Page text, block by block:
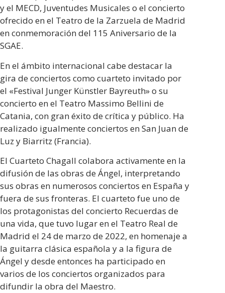
se reunieron en Estonia para representar a sus países.
Sarıgül, en representación de Turquía, ganó el primer
premio y fue considerado digno del título de "Mejor
guitarrista de Europa" en la categoría de 18 a 23
interpretó el estreno mundial de “Robert Jürjendal -
April Suite”.
En la temporada 2021, Sarıgül tuvo la oportunidad
de convertirse en el primer y único artista turco de
Eurostrings como premio por su primer lugar en el
Concurso Internacional de Guitarra de Sarajevo y
realizó una gira europea. En el marco de esta gira, dio
conciertos, clases magistrales y entrevistas en el
Festival de Guitarra de Zagreb (Croacia), Fen el
Festival Internacional de Guitarra Rust (Viena), en el
Twents Gitaarfestival (Países Bajos), en el Festival
Internacional de Guitarra de París (Francia) y en el
Festival Internacional de Guitarra de Sarajevo.
Ganó el primer premio en los siguientes concursos
2º Concurso Internacional de Guitarra Clásica Cemal
Reşit Rey en Estambul; 3er Concurso Internacional del
Festival de Guitarra Clásica de Estambul,
y el MECD, Juventudes Musicales o el concierto
ofrecido en el Teatro de la Zarzuela de Madrid
en conmemoración del 115 Aniversario de la
SGAE.
En el ámbito internacional cabe destacar la
gira de conciertos como cuarteto invitado por
el «Festival Junger Künstler Bayreuth» o su
concierto en el Teatro Massimo Bellini de
Catania, con gran éxito de crítica y público. Ha
realizado igualmente conciertos en San Juan de
Luz y Biarritz (Francia).
El Cuarteto Chagall colabora activamente en la
difusión de las obras de Ángel, interpretando
sus obras en numerosos conciertos en España y
fuera de sus fronteras. El cuarteto fue uno de
los protagonistas del concierto Recuerdas de
una vida, que tuvo lugar en el Teatro Real de
Madrid el 24 de marzo de 2022, en homenaje a
la guitarra clásica española y a la figura de
Ángel y desde entonces ha participado en
varios de los conciertos organizados para
difundir la obra del Maestro.